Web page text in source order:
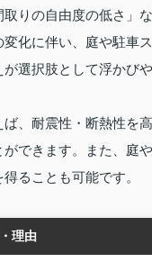
りの自由度の低さ」な
化に伴い、庭や駐車ス
選択肢として浮かびや
、耐震性・断熱性を高
できます。また、庭や
ることも可能です。
理由